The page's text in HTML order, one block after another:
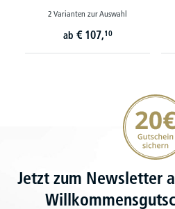
2 Varianten zur Auswahl
ab € 107,10
20€
Jetzt zum Newsletter